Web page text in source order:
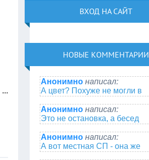
...
ВХОД НА САЙТ
НОВЫЕ КОММЕНТАРИИ
Анонимно написал:
А цвет? Похуже не могли в
Анонимно написал:
Это не остановка, а бесед
Анонимно написал:
А вот местная СП - она же